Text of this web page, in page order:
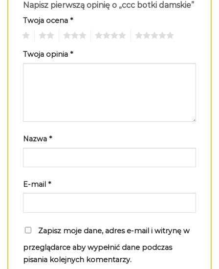
Napisz pierwszą opinię o „ccc botki damskie”
Twoja ocena *
Twoja opinia *
Nazwa *
E-mail *
Zapisz moje dane, adres e-mail i witrynę w
przeglądarce aby wypełnić dane podczas
pisania kolejnych komentarzy.